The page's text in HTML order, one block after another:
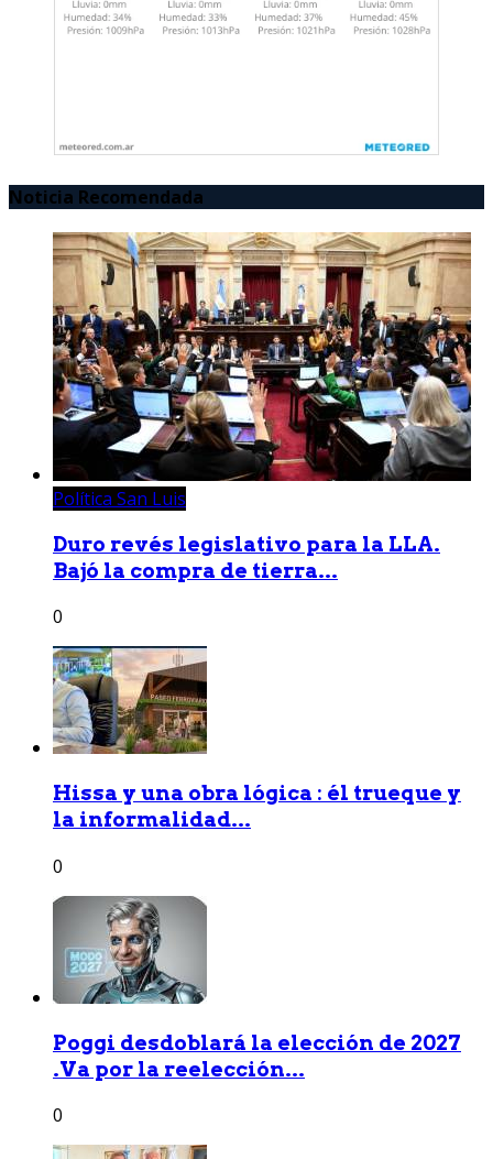
Noticia Recomendada
Política San Luis
Duro revés legislativo para la LLA.
Bajó la compra de tierra...
0
Hissa y una obra lógica : él trueque y
la informalidad...
0
Poggi desdoblará la elección de 2027
.Va por la reelección...
0